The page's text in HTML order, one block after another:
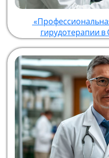
гирудотерапии в